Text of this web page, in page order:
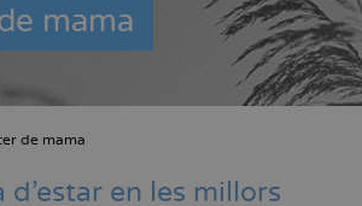
mama
de mama
d'estar en les millors